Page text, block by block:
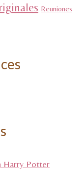
Reuniones
Harry Potter